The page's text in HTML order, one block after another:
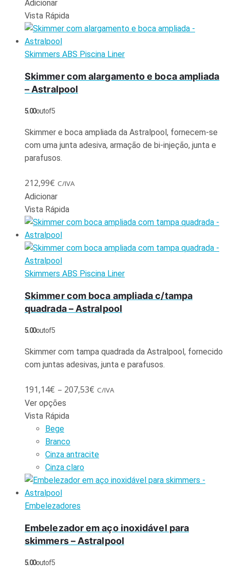
Adicionar
Vista Rápida
Skimmers ABS Piscina Liner
Skimmer com alargamento e boca ampliada
– Astralpool
5.00out of 5
Skimmer e boca ampliada da Astralpool, fornecem-se
com uma junta adesiva, armação de bi-injeção, junta e
parafusos.
212,99€ C/IVA
Adicionar
Vista Rápida
Skimmers ABS Piscina Liner
Skimmer com boca ampliada c/tampa
quadrada – Astralpool
5.00out of 5
Skimmer com tampa quadrada da Astralpool, fornecido
com juntas adesivas, junta e parafusos.
191,14€ – 207,53€ C/IVA
Ver opções
Vista Rápida
Bege
Branco
Cinza antracite
Cinza claro
Embelezadores
Embelezador em aço inoxidável para
skimmers – Astralpool
5.00out of 5